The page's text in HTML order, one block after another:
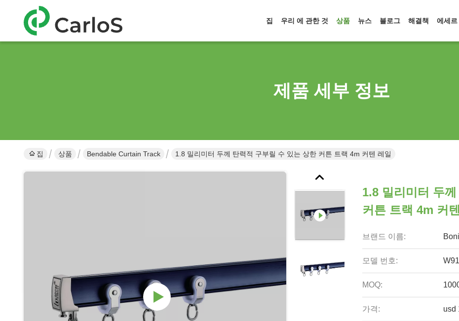
집 우리 에 관한 것 상품 뉴스 블로그 해결책 에세르
제품 세부 정보
집 상품 Bendable Curtain Track 1.8 밀리미터 두께 탄력적 구부릴 수 있는 상한 커튼 트랙 4m 커텐 레일
1.8 밀리미터 두
커튼 트랙 4m 커
브랜드 이름:
모델 번호: W91
MOQ:
가격: usd